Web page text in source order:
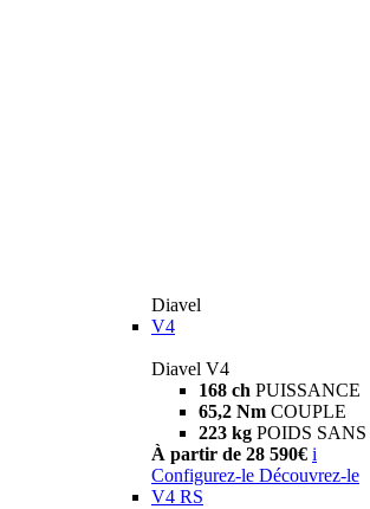
Diavel
V4
Diavel V4
168 ch PUISSANCE
65,2 Nm COUPLE
223 kg POIDS
À partir de 28 590€ i
Configurez-le Découvrez-le
V4 RS